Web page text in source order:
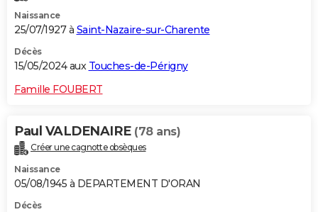
Naissance
25/07/1927 à Saint-Nazaire-sur-Charente
Décès
15/05/2024 aux Touches-de-Périgny
Famille FOUBERT
Paul VALDENAIRE (78 ans)
Créer une cagnotte obsèques
Naissance
05/08/1945 à DEPARTEMENT D'ORAN
Décès